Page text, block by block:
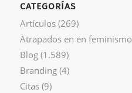
CATEGORÍAS
Artículos(269)
Atrapados en en feminismo
Blog(1.589)
Branding(4)
Citas(9)